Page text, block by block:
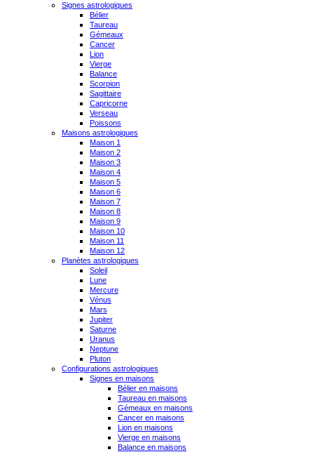
Signes astrologiques
Bélier
Taureau
Gémeaux
Cancer
Lion
Vierge
Balance
Scorpion
Sagittaire
Capricorne
Verseau
Poissons
Maisons astrologiques
Maison 1
Maison 2
Maison 3
Maison 4
Maison 5
Maison 6
Maison 7
Maison 8
Maison 9
Maison 10
Maison 11
Maison 12
Planètes astrologiques
Soleil
Lune
Mercure
Vénus
Mars
Jupiter
Saturne
Uranus
Neptune
Pluton
Configurations astrologiques
Signes en maisons
Bélier en maisons
Taureau en maisons
Gémeaux en maisons
Cancer en maisons
Lion en maisons
Vierge en maisons
Balance en maisons